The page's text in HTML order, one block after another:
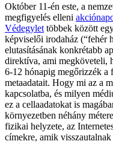
Október 11-én este, a
megfigyelés elleni
Védegylet többek között
képviselői irodaház (“fehér
elutasításának konkrétabb
direktíva, ami megköveteli,
6-12 hónapig megőrizzék a
metaadatait. Hogy mi az a
kapcsolatba, és milyen
ez a cellaadatokat is
környezetben néhány
fizikai helyzete, az
címekre, amik